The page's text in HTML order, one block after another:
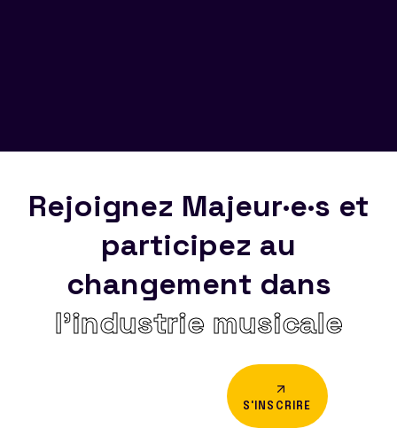
Rejoignez Majeur·e·s et
participez au
changement dans
l’industrie musicale
S'INSCRIRE